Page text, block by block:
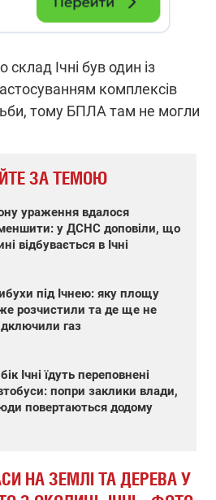
Ічні був один із
комплексів
тому БПЛА там не могли
ЗА ТЕМОЮ
ураження вдалося
у ДСНС доповіли, що
відбувається в Ічні
під Ічнею: яку площу
розчистили та де ще не
газ
Ічні їдуть переповнені
попри заклики влади,
повертаються додому
НА ЗЕМЛІ ТА ДЕРЕВА У